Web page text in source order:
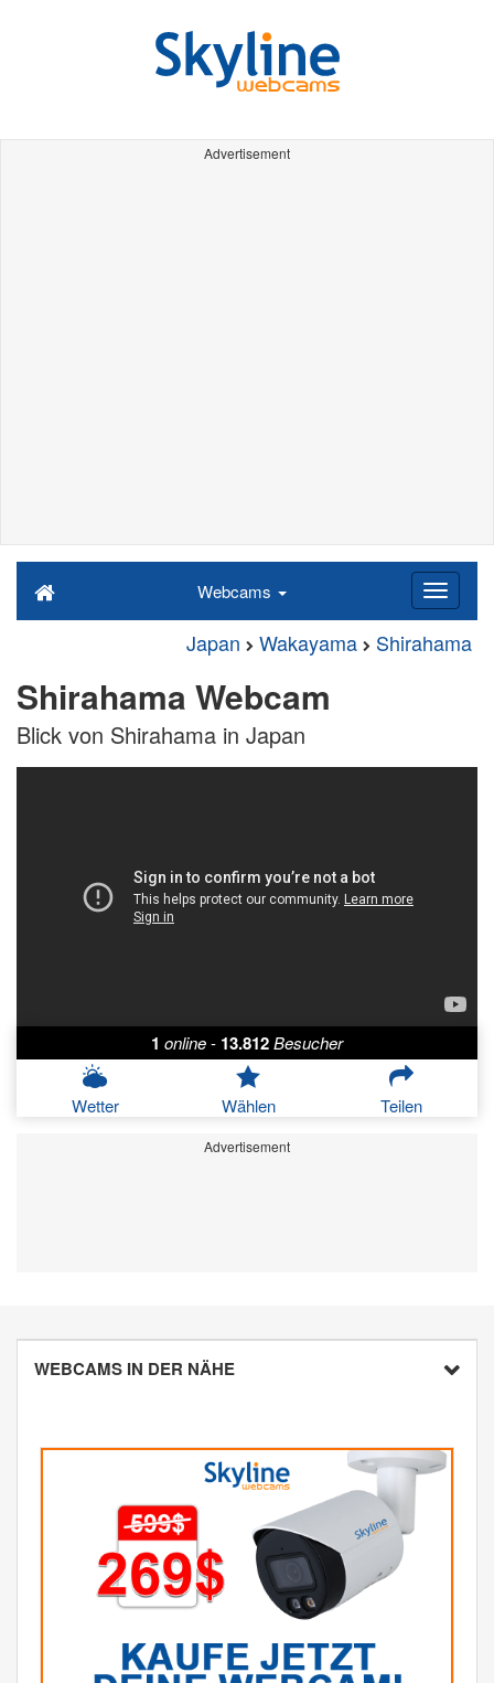
Advertisement
Webcams
Japan Wakayama Shirahama
Shirahama Webcam
Blick von Shirahama in Japan
1 online- 13.812Besucher
Wetter Wählen Teilen
Advertisement
WEBCAMS IN DER NÄHE